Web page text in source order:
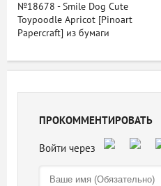
№18678 - Smile Dog Cute
Toypoodle Apricot [Pinoart
Papercraft] из бумаги
ПРОКОММЕНТИРОВАТЬ